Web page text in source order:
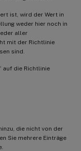
ist, wird der Wert in
weder hier noch in
aller
mit der Richtlinie
sind.
auf die Richtlinie
die nicht von der
Sie mehrere Einträge